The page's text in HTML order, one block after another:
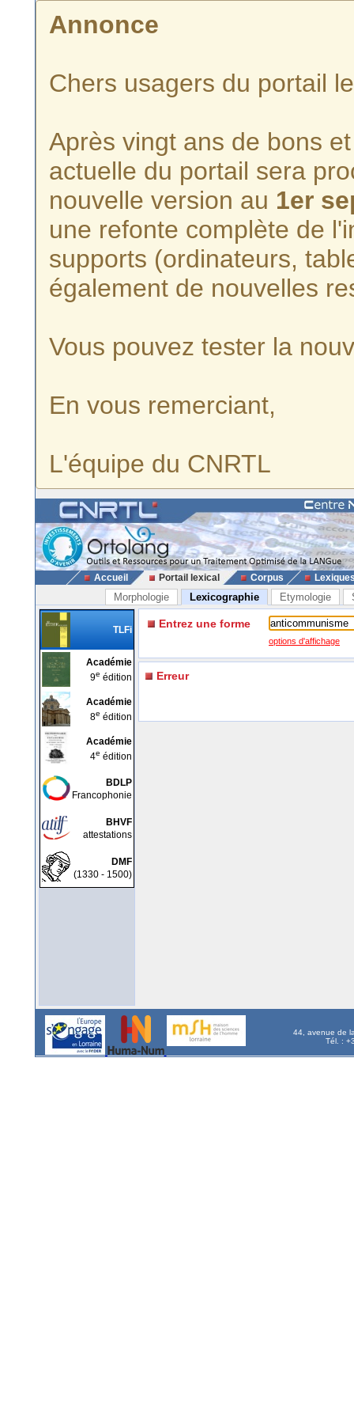
Annonce
Chers usagers du portail
Après vingt ans de bons
actuelle du portail sera
nouvelle version au 1er
une refonte complète de
supports (ordinateurs,
également de nouvelles
Vous pouvez tester la
En vous remerciant,
L'équipe du CNRTL
Accueil Portail lexical Corpus
Morphologie Lexicographie Etymologie
TLFi
Académie
9e édition
Académie
8e édition
Académie
4e édition
BDLP
Francophonie
BHVF
attestations
DMF
(1330 - 1500)
Entrez une forme
options d'affichage
Erreur
44, avenue de
Tél. :